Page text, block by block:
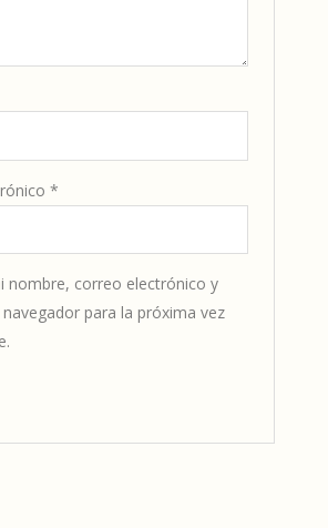
*
nombre, correo electrónico y
para la próxima vez